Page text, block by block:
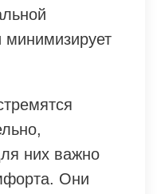
минимизирует
них важно
Они